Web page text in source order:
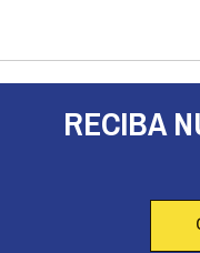
RECIBA